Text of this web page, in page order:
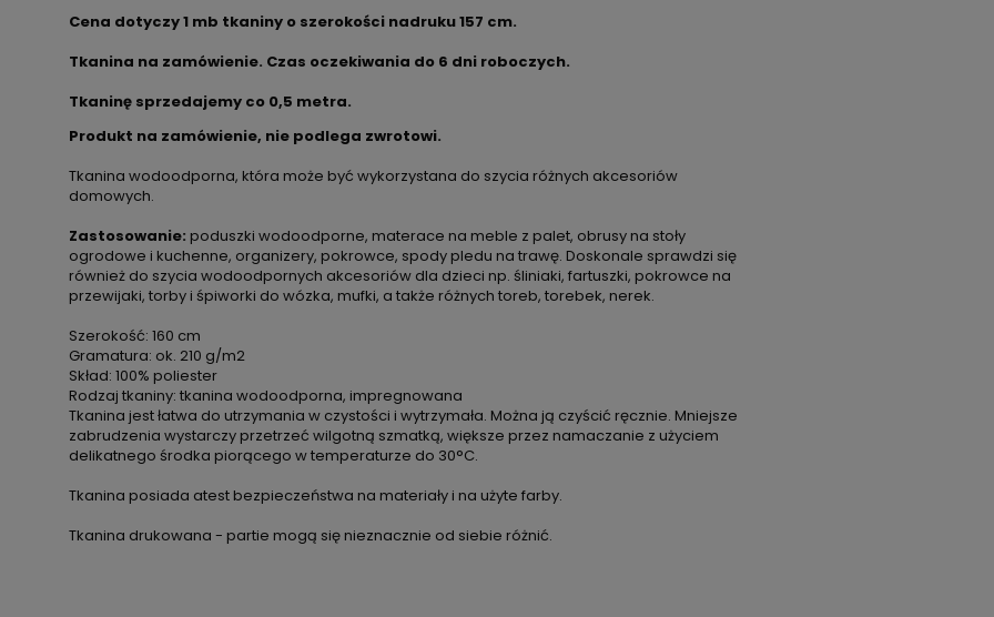
Cena dotyczy 1 mb tkaniny o szerokości nadruku 157 cm.
Tkanina na zamówienie. Czas oczekiwania do 6 dni roboczych.
Tkaninę sprzedajemy co 0,5 metra.
Produkt na zamówienie, nie podlega zwrotowi.
Tkanina wodoodporna, która może być wykorzystana do szycia różnych akcesoriów
domowych.
Zastosowanie: poduszki wodoodporne, materace na meble z palet, obrusy na stoły
ogrodowe i kuchenne, organizery, pokrowce, spody pledu na trawę. Doskonale sprawdzi się
również do szycia wodoodpornych akcesoriów dla dzieci np. śliniaki, fartuszki, pokrowce na
przewijaki, torby i śpiworki do wózka, mufki, a także różnych toreb, torebek, nerek.
Szerokość: 160 cm
Gramatura: ok. 210 g/m2
Skład: 100% poliester
Rodzaj tkaniny: tkanina wodoodporna, impregnowana
Tkanina jest łatwa do utrzymania w czystości i wytrzymała. Można ją czyścić ręcznie. Mniejsze
zabrudzenia wystarczy przetrzeć wilgotną szmatką, większe przez namaczanie z użyciem
delikatnego środka piorącego w temperaturze do 30°C.
Tkanina posiada atest bezpieczeństwa na materiały i na użyte farby.
Tkanina drukowana - partie mogą się nieznacznie od siebie różnić.